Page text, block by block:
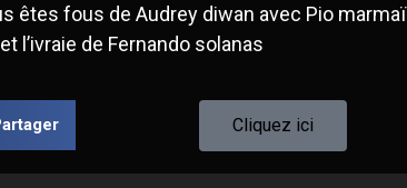
êtes fous de Audrey diwan avec Pio marmaï
l’ivraie de Fernando solanas
Cliquez ici